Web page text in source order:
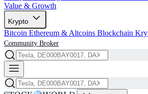
Value & Growth
Krypto
Bitcoin Ethereum & Altcoins Blockchain
Community Broker